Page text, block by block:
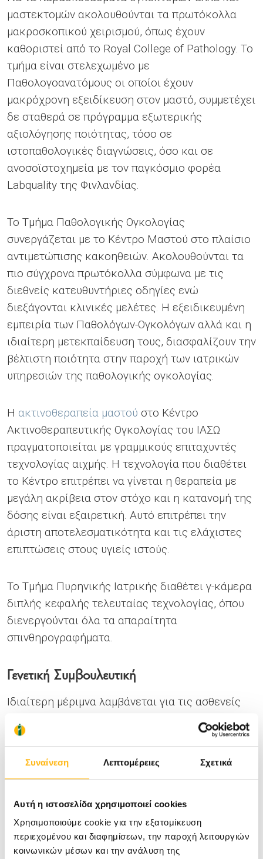
Συναίνεση Λεπτομέρειες Σχετικά
Αυτή η ιστοσελίδα χρησιμοποιεί cookies
Χρησιμοποιούμε cookie για την εξατομίκευση
περιεχομένου και διαφημίσεων, την παροχή λειτουργιών
κοινωνικών μέσων και την ανάλυση της
μαστεκτομών ακολουθούνται τα πρωτόκολλα
μακροσκοπικού χειρισμού, όπως έχουν
καθοριστεί από το Royal College of Pathology. Το
τμήμα είναι στελεχωμένο με
Παθολογοανατόμους οι οποίοι έχουν
μακρόχρονη εξειδίκευση στον μαστό, συμμετέχει
δε σταθερά σε πρόγραμμα εξωτερικής
αξιολόγησης ποιότητας, τόσο σε
ιστοπαθολογικές διαγνώσεις, όσο και σε
ανοσοϊστοχημεία με τον παγκόσμιο φορέα
Labquality της Φινλανδίας.
Το Τμήμα Παθολογικής Ογκολογίας
συνεργάζεται με το Κέντρο Μαστού στο πλαίσιο
αντιμετώπισης κακοηθειών. Ακολουθούνται τα
πιο σύγχρονα πρωτόκολλα σύμφωνα με τις
διεθνείς κατευθυντήριες οδηγίες ενώ
διεξάγονται κλινικές μελέτες. Η εξειδικευμένη
εμπειρία των Παθολόγων-Ογκολόγων αλλά και η
ιδιαίτερη μετεκπαίδευση τους, διασφαλίζουν την
βέλτιστη ποιότητα στην παροχή των ιατρικών
υπηρεσιών της παθολογικής ογκολογίας.
Η ακτινοθεραπεία μαστού στο Κέντρο
Ακτινοθεραπευτικής Ογκολογίας του ΙΑΣΩ
πραγματοποιείται με γραμμικούς επιταχυντές
τεχνολογίας αιχμής. Η τεχνολογία που διαθέτει
το Κέντρο επιτρέπει να γίνεται η θεραπεία με
μεγάλη ακρίβεια στον στόχο και η κατανομή της
δόσης είναι εξαιρετική. Αυτό επιτρέπει την
άριστη αποτελεσματικότητα και τις ελάχιστες
επιπτώσεις στους υγιείς ιστούς.
Το Τμήμα Πυρηνικής Ιατρικής διαθέτει γ-κάμερα
διπλής κεφαλής τελευταίας τεχνολογίας, όπου
διενεργούνται όλα τα απαραίτητα
σπινθηρογραφήματα.
Γενετική Συμβουλευτική
Ιδιαίτερη μέριμνα λαμβάνεται για τις ασθενείς
γενετικής συμβουλευτικής και γονιδιακών
προσεγγίζουν την πιθανότητα κληρονομικότητας
Ιατρείο πρώιμης διάγνωσης
Στο Ιατρείο πρόληψης πραγματοποιείται κλινική